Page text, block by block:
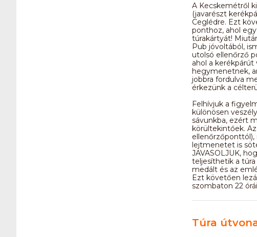
A Kecskemétről
(javarészt
Ceglédre. Ezt
ponthoz, ahol
túrakártyát!
Pub jóvoltából,
utolsó ellenőrző
ahol a
hegymenetnek,
jobbra fordulva
érkezünk a
Felhívjuk a
különösen
sávunkba, ezért
körültekintőek.
lejtmenetet is
JAVASOLJUK,
teljesíthetik a
medált és az
Ezt követően
szombaton 22
Túra